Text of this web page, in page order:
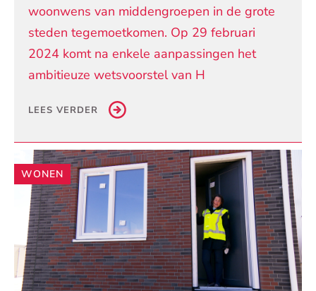
woonwens van middengroepen in de grote
steden tegemoetkomen. Op 29 februari
2024 komt na enkele aanpassingen het
ambitieuze wetsvoorstel van H
LEES VERDER
WONEN